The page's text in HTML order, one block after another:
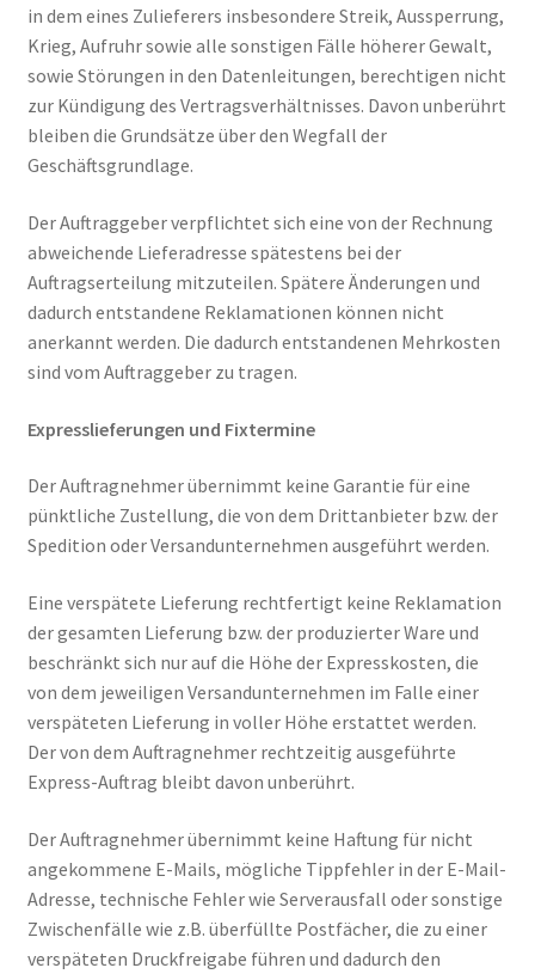
in dem eines Zulieferers insbesondere Streik, Aussperrung,
Krieg, Aufruhr sowie alle sonstigen Fälle höherer Gewalt,
sowie Störungen in den Datenleitungen, berechtigen nicht
zur Kündigung des Vertragsverhältnisses. Davon unberührt
bleiben die Grundsätze über den Wegfall der
Geschäftsgrundlage.
Der Auftraggeber verpflichtet sich eine von der Rechnung
abweichende Lieferadresse spätestens bei der
Auftragserteilung mitzuteilen. Spätere Änderungen und
dadurch entstandene Reklamationen können nicht
anerkannt werden. Die dadurch entstandenen Mehrkosten
sind vom Auftraggeber zu tragen.
Expresslieferungen und Fixtermine
Der Auftragnehmer übernimmt keine Garantie für eine
pünktliche Zustellung, die von dem Drittanbieter bzw. der
Spedition oder Versandunternehmen ausgeführt werden.
Eine verspätete Lieferung rechtfertigt keine Reklamation
der gesamten Lieferung bzw. der produzierter Ware und
beschränkt sich nur auf die Höhe der Expresskosten, die
von dem jeweiligen Versandunternehmen im Falle einer
verspäteten Lieferung in voller Höhe erstattet werden.
Der von dem Auftragnehmer rechtzeitig ausgeführte
Express-Auftrag bleibt davon unberührt.
Der Auftragnehmer übernimmt keine Haftung für nicht
angekommene E-Mails, mögliche Tippfehler in der E-Mail-
Adresse, technische Fehler wie Serverausfall oder sonstige
Zwischenfälle wie z.B. überfüllte Postfächer, die zu einer
verspäteten Druckfreigabe führen und dadurch den